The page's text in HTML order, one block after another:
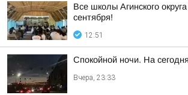
Все школы Агинского округа
сентября!
12:51
Спокойной ночи. На
Вчера, 23:33